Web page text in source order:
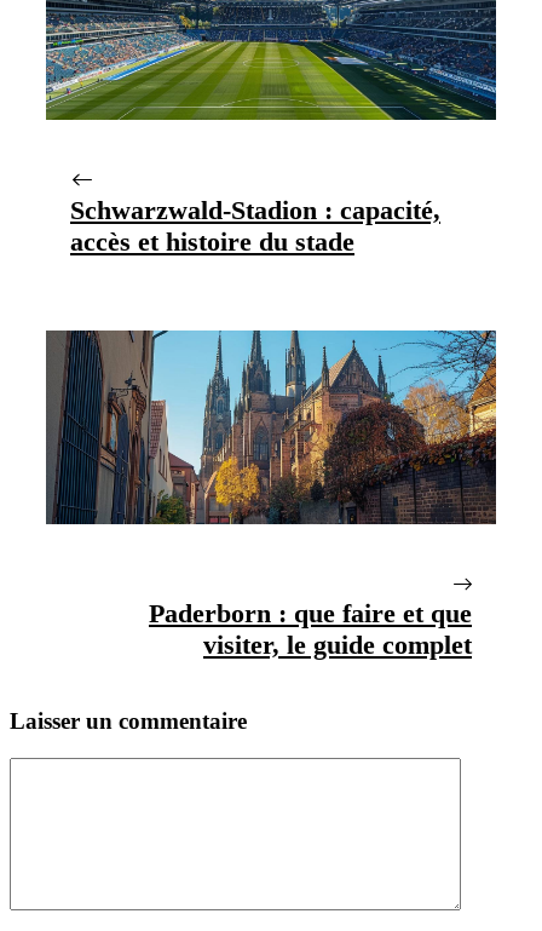
Schwarzwald-Stadion : capacité,
accès et histoire du stade
Paderborn : que faire et que
visiter, le guide complet
Laisser un commentaire